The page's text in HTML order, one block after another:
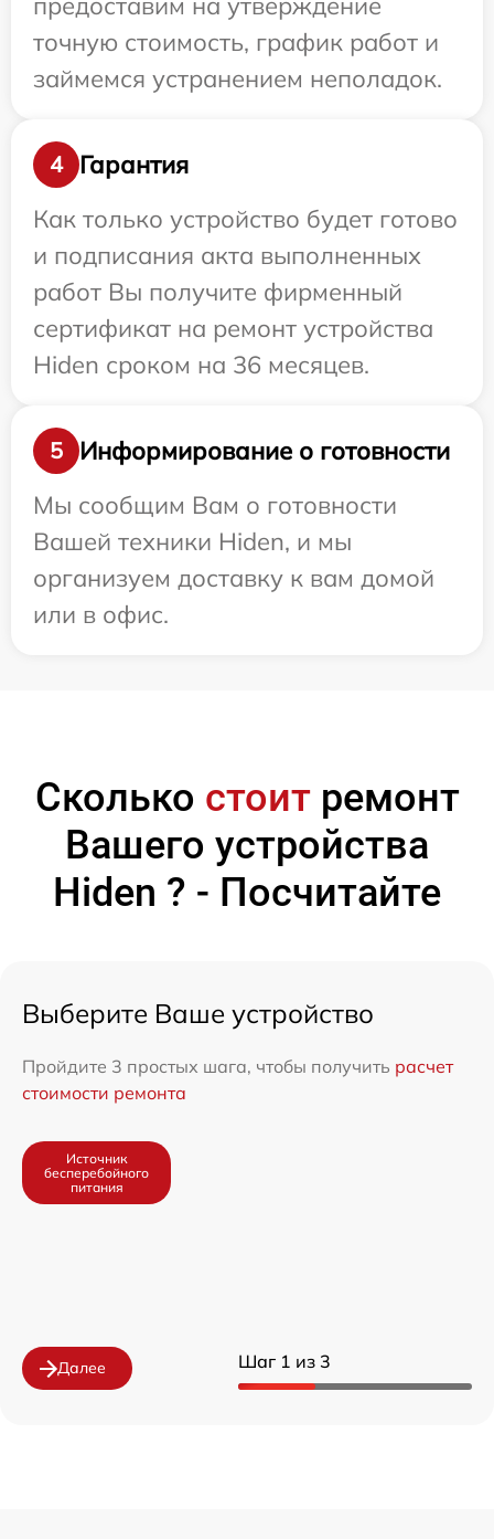
точную стоимость, график работ и
займемся устранением неполадок.
4
Гарантия
Как только устройство будет готово
и подписания акта выполненных
работ Вы получите фирменный
сертификат на ремонт устройства
Hiden сроком на 36 месяцев.
5
Информирование о готовности
Мы сообщим Вам о готовности
Вашей техники Hiden, и мы
организуем доставку к вам домой
или в офис.
Сколько стоитремонт
Вашего устройства
Hiden ? - Посчитайте
Шаг 1 из 3
Выберите Ваше устройство
Пройдите 3 простых шага, чтобы получить расчет
стоимости ремонта
Источник
бесперебойного
питания
Далее